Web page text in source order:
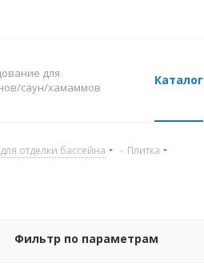
для
саун/хамаммов
Каталог
отделки бассейна - Плитка
Фильтр по параметрам